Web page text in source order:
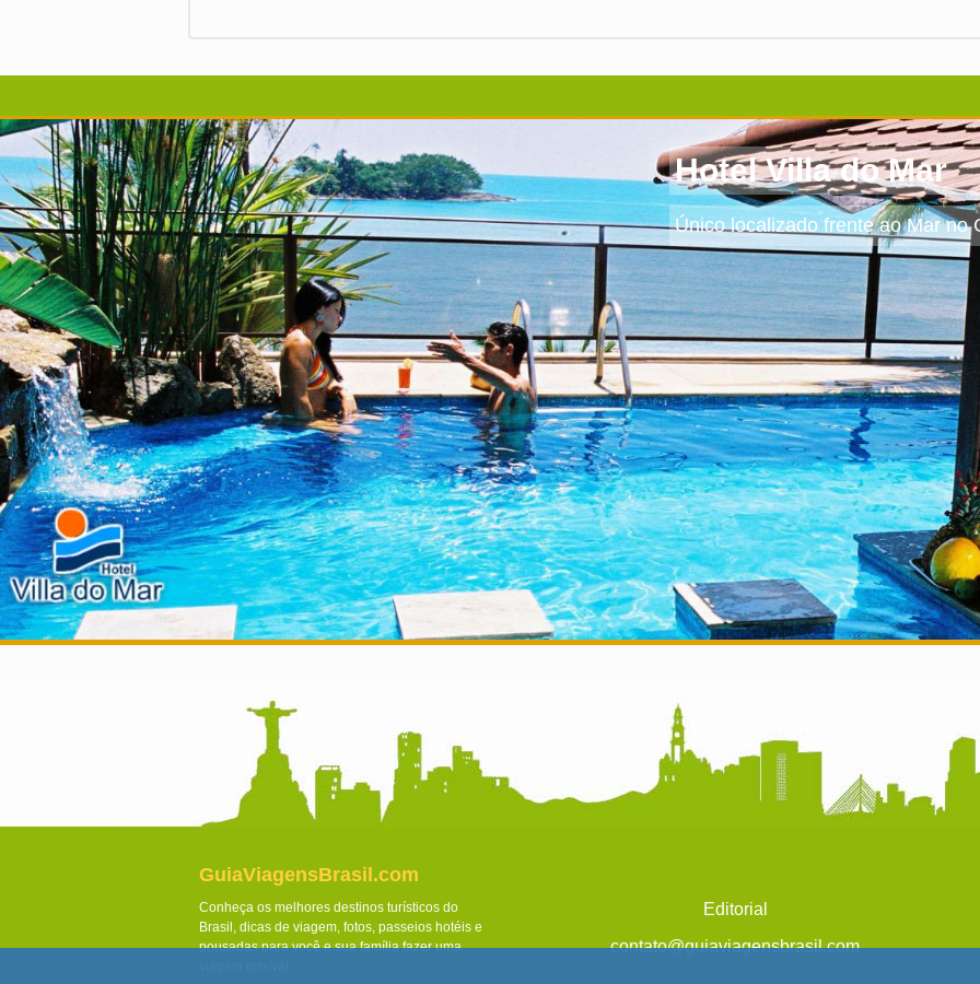
Hotel Villa do Mar
Único localizado frente ao Mar no
GuiaViagensBrasil.com
Conheça os melhores destinos turísticos do
Brasil, dicas de viagem, fotos, passeios hotéis e
pousadas para você e sua família fazer uma
viagem incrível.
Editorial
contato@guiaviagensbrasil.com